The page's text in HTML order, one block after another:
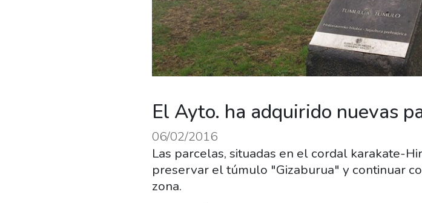
El Ayto. ha adquirido nuevas
06/02/2016
Las parcelas, situadas en el cordal karakate-
preservar el túmulo "Gizaburua" y continuar
zona.